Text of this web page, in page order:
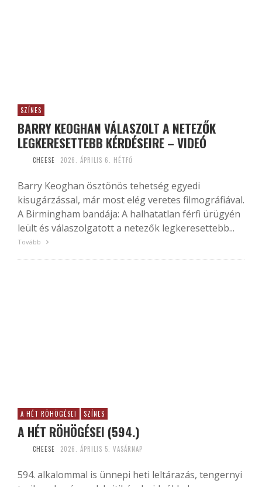
SZÍNES
BARRY KEOGHAN VÁLASZOLT A NETEZŐK
LEGKERESETTEBB KÉRDÉSEIRE – VIDEÓ
CHEESE 2026. ÁPRILIS 6. HÉTFŐ
Barry Keoghan ösztönös tehetség egyedi
kisugárzással, már most elég veretes filmográfiával.
A Birmingham bandája: A halhatatlan férfi ürügyén
leült és válaszolgatott a netezők legkeresettebb...
Tovább
A HÉT RÖHÖGÉSEI SZÍNES
A HÉT RÖHÖGÉSEI (594.)
CHEESE 2026. ÁPRILIS 5. VASÁRNAP
594. alkalommal is ünnepi heti leltárazás, tengernyi